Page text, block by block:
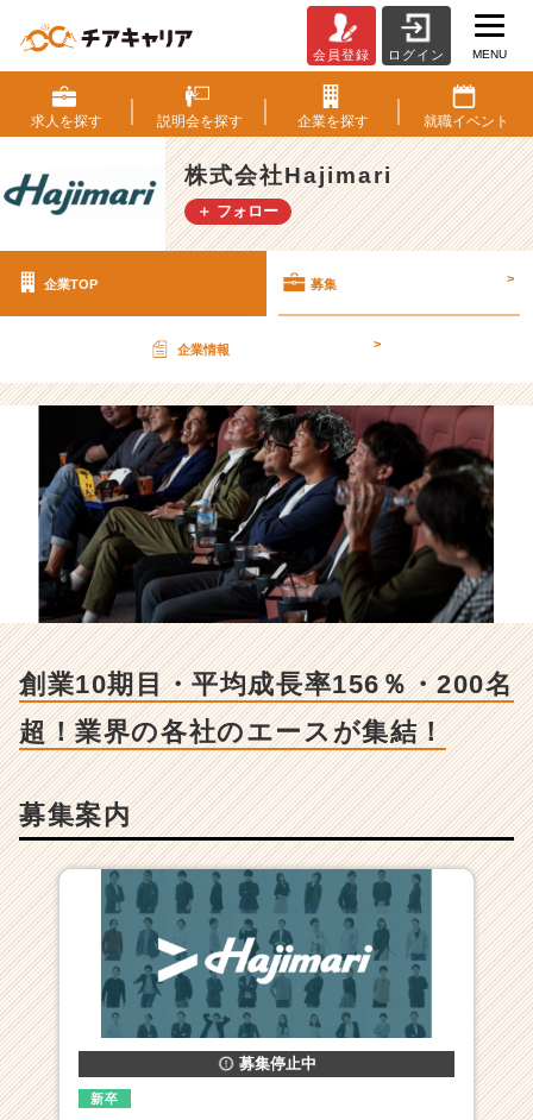
式
会
社
H
a
r
i
採
用/
求
人
-
創
業
1
0
均
長
6％・
2
超！
業
界
の
会員登録 ログイン MENU
求人を探す 説明会を探す 企業を探す 就職イベント
株式会社Hajimari
＋ フォロー
企業TOP 募集 >
企業情報 >
創業10期目・平均成長率156％・200名
超！業界の各社のエースが集結！
募集案内
募集停止中
新卒